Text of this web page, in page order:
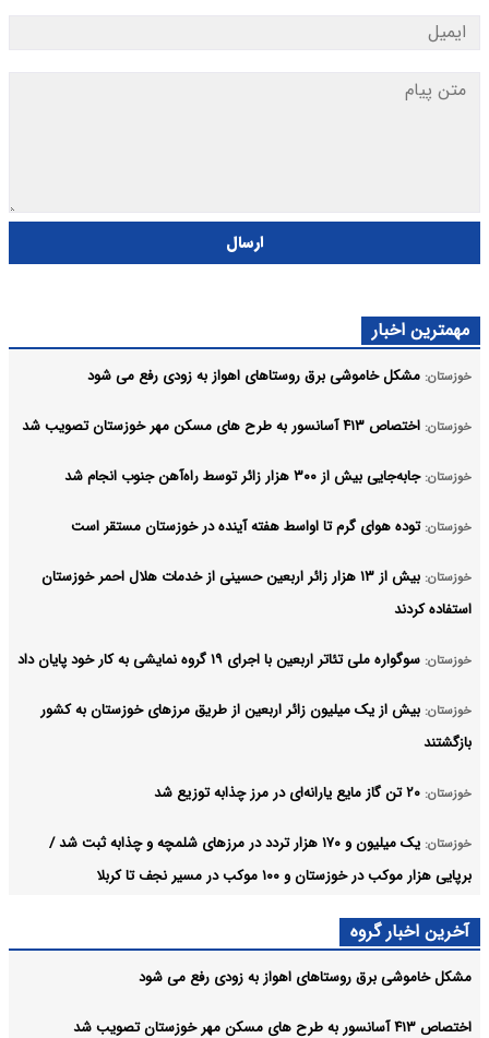
ارسال
مهمترین اخبار
خوزستان: مشکل خاموشی برق روستاهای اهواز به زودی رفع می شود
خوزستان: اختصاص ۴۱۳ آسانسور به طرح های مسکن مهر خوزستان تصویب شد
خوزستان: جابه‌جایی بیش از ۳۰۰ هزار زائر توسط راه‌آهن جنوب انجام شد
خوزستان: توده هوای گرم تا اواسط هفته آینده در خوزستان مستقر است
خوزستان:
بیش از ۱۳ هزار زائر اربعین حسینی از خدمات هلال احمر خوزستان
استفاده کردند
خوزستان: سوگواره ملی تئاتر اربعین با اجرای ۱۹ گروه نمایشی به کار خود پایان داد
خوزستان: بیش از یک میلیون زائر اربعین از طریق مرزهای خوزستان به کشور
بازگشتند
خوزستان: ۲۰ تن گاز مایع یارانه‌ای در مرز چذابه توزیع شد
خوزستان:
یک میلیون و ۱۷۰ هزار تردد در مرزهای شلمچه و چذابه ثبت شد /
برپایی هزار موکب در خوزستان و ۱۰۰ موکب در مسیر نجف تا کربلا
خوزستان: پنج هزار خدمت درمانی رایگان بسیج دانشجویی دزفول به زائران
اربعین ارائه شد
آخرین اخبار گروه
مشکل خاموشی برق روستاهای اهواز به زودی رفع می شود
اختصاص ۴۱۳ آسانسور به طرح های مسکن مهر خوزستان تصویب شد